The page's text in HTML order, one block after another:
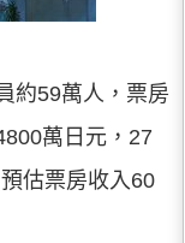
約59萬人，票房
萬日元，27
估票房收入60